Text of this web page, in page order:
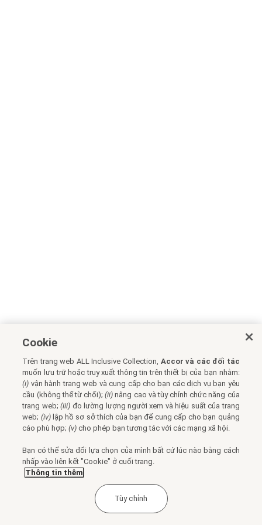
Cookie
Trên trang web ALL Inclusive Collection, Accor và các đối tác
muốn lưu trữ hoặc truy xuất thông tin trên thiết bị của bạn nhằm:
(i) vận hành trang web và cung cấp cho bạn các dịch vụ bạn yêu
cầu (không thể từ chối);(ii) nâng cao và tùy chỉnh chức năng của
trang web;(iii) đo lường lượng người xem và hiệu suất của trang
web; (iv)lập hồ sơ sở thích của bạn để cung cấp cho bạn quảng
cáo phù hợp;(v) cho phép bạn tương tác với các mạng xã hội.
Bạn có thể sửa đổi lựa chọn của mình bất cứ lúc nào bằng cách
nhấp vào liên kết "Cookie" ở cuối trang.
Thông tin thêm
Tùy chỉnh